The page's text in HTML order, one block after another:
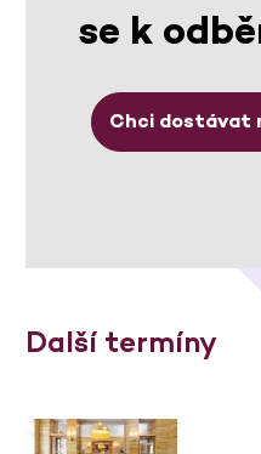
se k
Chci dostávat
Další termíny